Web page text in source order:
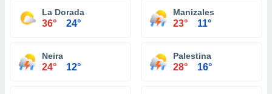
La Dorada
36° 24°
Manizales
23° 11°
Neira
24° 12°
Palestina
28° 16°